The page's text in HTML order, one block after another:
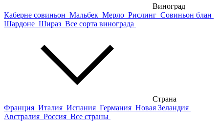
Виноград
Каберне совиньон Мальбек Мерло Рислинг Совиньон блан
Шардоне Шираз Все сорта винограда
Страна
Франция Италия Испания Германия Новая Зеландия
Австралия Россия Все страны